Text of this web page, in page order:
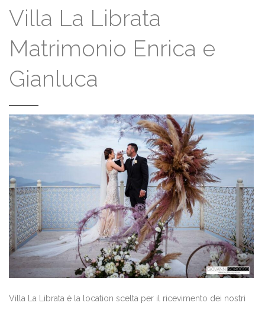
Villa La Librata
Matrimonio Enrica e
Gianluca
Villa La Librata è la location scelta per il ricevimento dei nostri